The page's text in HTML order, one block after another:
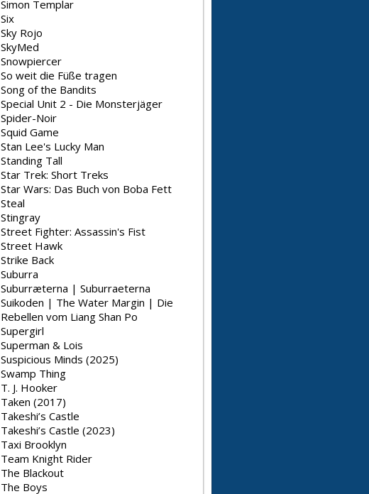
Simon Templar
Six
Sky Rojo
SkyMed
Snowpiercer
So weit die Füße tragen
Song of the Bandits
Special Unit 2 - Die Monsterjäger
Spider-Noir
Squid Game
Stan Lee's Lucky Man
Standing Tall
Star Trek: Short Treks
Star Wars: Das Buch von Boba Fett
Steal
Stingray
Street Fighter: Assassin's Fist
Street Hawk
Strike Back
Suburra
Suburræterna | Suburraeterna
Suikoden | The Water Margin | Die
Rebellen vom Liang Shan Po
Supergirl
Superman & Lois
Suspicious Minds (2025)
Swamp Thing
T. J. Hooker
Taken (2017)
Takeshi’s Castle
Takeshi’s Castle (2023)
Taxi Brooklyn
Team Knight Rider
The Blackout
The Boys